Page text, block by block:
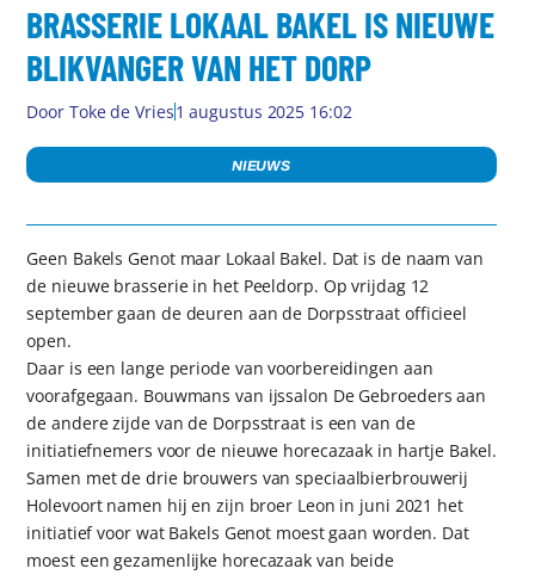
BRASSERIE LOKAAL BAKEL IS NIEUWE
BLIKVANGER VAN HET DORP
Door Toke de Vries1 augustus 2025 16:02
NIEUWS
Geen Bakels Genot maar Lokaal Bakel. Dat is de naam van
de nieuwe brasserie in het Peeldorp. Op vrijdag 12
september gaan de deuren aan de Dorpsstraat officieel
open.
Daar is een lange periode van voorbereidingen aan
voorafgegaan. Bouwmans van ijssalon De Gebroeders aan
de andere zijde van de Dorpsstraat is een van de
initiatiefnemers voor de nieuwe horecazaak in hartje Bakel.
Samen met de drie brouwers van speciaalbierbrouwerij
Holevoort namen hij en zijn broer Leon in juni 2021 het
initiatief voor wat Bakels Genot moest gaan worden. Dat
moest een gezamenlijke horecazaak van beide